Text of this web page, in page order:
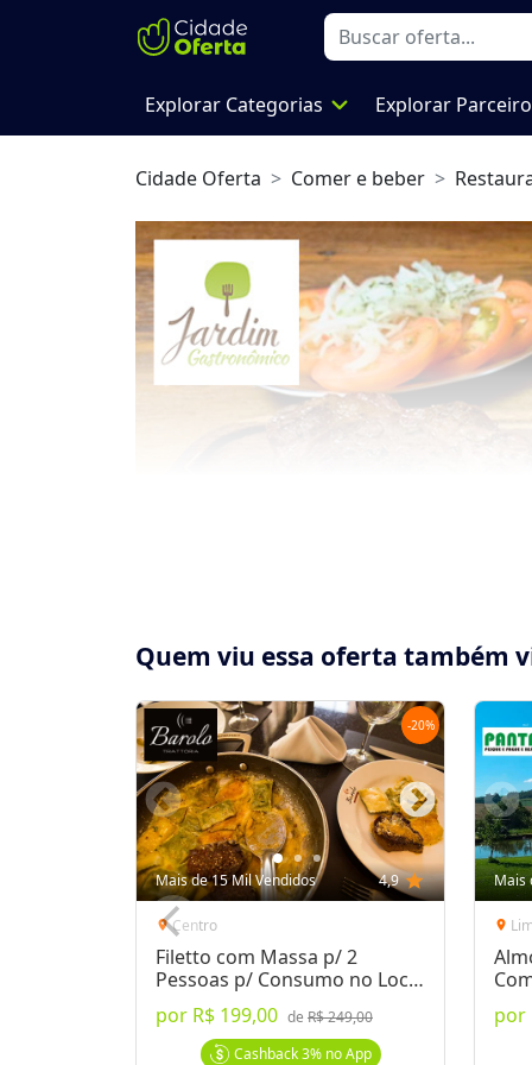
Explorar Categorias expand_more Explorar
Cidade Oferta Comer e beber
Compartilhe essa Oferta:
Receba as novidades do Cidade Oferta no seu
WhatsApp!
Destaques & Regras
Carnes da Melhor Qualidade no Jardim
> Opção (1): P/2 Pessoas: Entrecôte Angus
Quem viu essa oferta também
-20%
Mais de 15 Mil Vendidos 4,9 star
location_onCentro
Filetto com Massa p/ 2
Pessoas p/ Consumo no Local
ou Delivery
por R$ 199,00 de R$ 249,00
Cashback3%no App
Mais
location_on
por